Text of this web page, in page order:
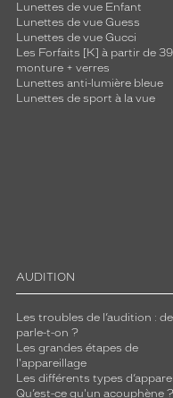
Lunettes de vue Enfant
Lunettes de vue Guess
Lunettes de vue Gucci
Les Forfaits [K] à partir de
monture + verres
Lunettes anti-lumière bleue
Lunettes de sport à la vue
AUDITION
Les troubles de l’audition :
parle-t-on ?
Les grandes étapes de
l'appareillage
Les différents types
Qu’est-ce qu'un acouphène ?